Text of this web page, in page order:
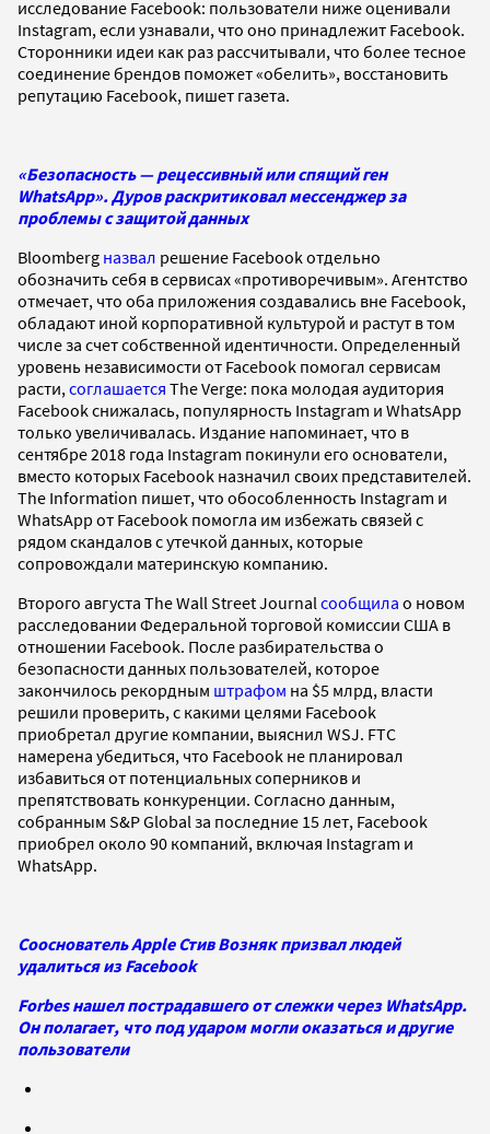
исследование Facebook: пользователи ниже оценивали
Instagram, если узнавали, что оно принадлежит Facebook.
Сторонники идеи как раз рассчитывали, что более тесное
соединение брендов поможет «обелить», восстановить
репутацию Facebook, пишет газета.
«Безопасность — рецессивный или спящий ген
WhatsApp». Дуров раскритиковал мессенджер за
проблемы с защитой данных
Bloomberg назвал решение Facebook отдельно
обозначить себя в сервисах «противоречивым». Агентство
отмечает, что оба приложения создавались вне Facebook,
обладают иной корпоративной культурой и растут в том
числе за счет собственной идентичности. Определенный
уровень независимости от Facebook помогал сервисам
расти, соглашается The Verge: пока молодая аудитория
Facebook снижалась, популярность Instagram и WhatsApp
только увеличивалась. Издание напоминает, что в
сентябре 2018 года Instagram покинули его основатели,
вместо которых Facebook назначил своих представителей.
The Information пишет, что обособленность Instagram и
WhatsApp от Facebook помогла им избежать связей с
рядом скандалов с утечкой данных, которые
сопровождали материнскую компанию.
Второго августа The Wall Street Journal сообщила о новом
расследовании Федеральной торговой комиссии США в
отношении Facebook. После разбирательства о
безопасности данных пользователей, которое
закончилось рекордным штрафом на $5 млрд, власти
решили проверить, с какими целями Facebook
приобретал другие компании, выяснил WSJ. FTC
намерена убедиться, что Facebook не планировал
избавиться от потенциальных соперников и
препятствовать конкуренции. Согласно данным,
собранным S&P Global за последние 15 лет, Facebook
приобрел около 90 компаний, включая Instagram и
WhatsApp.
Сооснователь Apple Стив Возняк призвал людей
удалиться из Facebook
Forbes нашел пострадавшего от слежки через WhatsApp.
Он полагает, что под ударом могли оказаться и другие
пользователи